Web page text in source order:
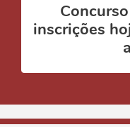
inscrições